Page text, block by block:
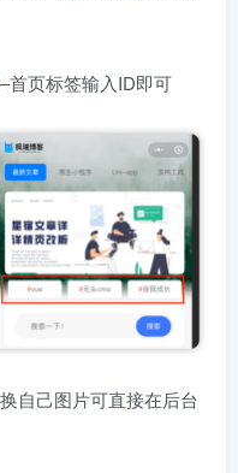
首页标签输入ID即可
自己图片可直接在后台